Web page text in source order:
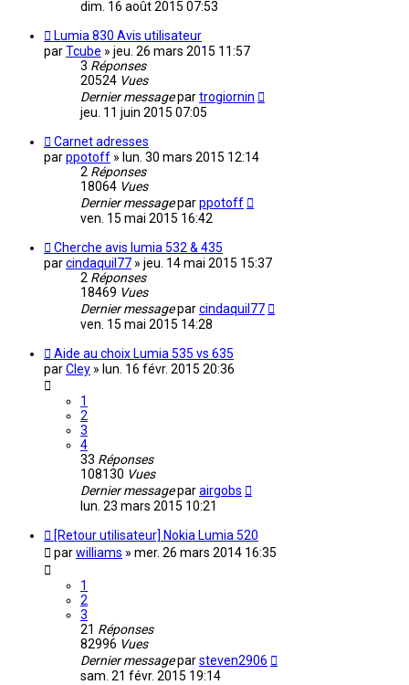
dim. 16 août 2015 07:53
Lumia 830 Avis utilisateur
parTcube » jeu. 26 mars 2015 11:57
3 Réponses
20524 Vues
Dernier messagepartrogiornin
jeu. 11 juin 2015 07:05
Carnet adresses
parppotoff » lun. 30 mars 2015 12:14
2 Réponses
18064 Vues
Dernier messageparppotoff
ven. 15 mai 2015 16:42
Cherche avis lumia 532 & 435
parcindaquil77 » jeu. 14 mai 2015 15:37
2 Réponses
18469 Vues
Dernier messageparcindaquil77
ven. 15 mai 2015 14:28
Aide au choix Lumia 535 vs 635
parCley » lun. 16 févr. 2015 20:36
1
2
3
4
33 Réponses
108130 Vues
Dernier messageparairgobs
lun. 23 mars 2015 10:21
[Retour utilisateur] Nokia Lumia 520
parwilliams » mer. 26 mars 2014 16:35
1
2
3
21 Réponses
82996 Vues
Dernier messageparsteven2906
sam. 21 févr. 2015 19:14